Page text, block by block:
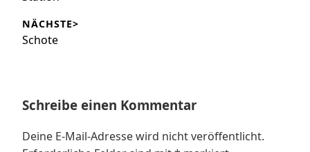
NÄCHSTE>
Nächster
Schote
Schreibe einen Kommentar
Deine E-Mail-Adresse wird nicht veröffentlicht.